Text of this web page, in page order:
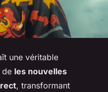
une véritable
de les nouvelles
, transformant